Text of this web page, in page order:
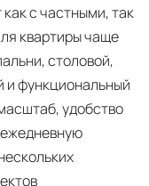
с частными, так
квартиры чаще
столовой,
и функциональный
удобство